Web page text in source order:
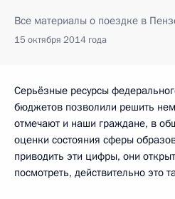
Все материалы о поездке в
15 октября 2014 года
Серьёзные ресурсы
бюджетов позволили решить
отмечают и наши граждане, в
оценки состояния сферы
приводить эти цифры, они
посмотреть, действительно это